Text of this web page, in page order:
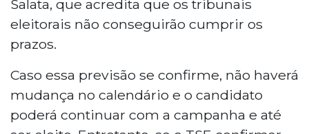
Salata, que acredita que os tribunais
eleitorais não conseguirão cumprir os
prazos.
Caso essa previsão se confirme, não haverá
mudança no calendário e o candidato
poderá continuar com a campanha e até